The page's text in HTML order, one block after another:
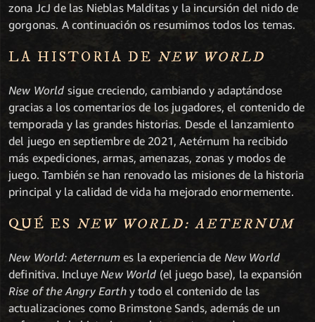
zona JcJ de las Nieblas Malditas y la incursión del nido de
gorgonas. A continuación os resumimos todos los temas.
LA HISTORIA DE NEW WORLD
New World sigue creciendo, cambiando y adaptándose
gracias a los comentarios de los jugadores, el contenido de
temporada y las grandes historias. Desde el lanzamiento
del juego en septiembre de 2021, Aetérnum ha recibido
más expediciones, armas, amenazas, zonas y modos de
juego. También se han renovado las misiones de la historia
principal y la calidad de vida ha mejorado enormemente.
QUÉ ES NEW WORLD: AETERNUM
New World: Aeternum es la experiencia de New World
definitiva. IncluyeNew World (el juego base), la expansión
Rise of the Angry Earthy todo el contenido de las
actualizaciones como Brimstone Sands, además de un